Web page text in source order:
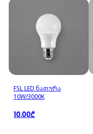
FSL LED ნათურა
10W/3000K
10.00₾